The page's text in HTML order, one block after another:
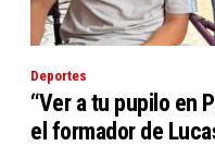
Deportes
“Ver a tu pupilo en
el formador de